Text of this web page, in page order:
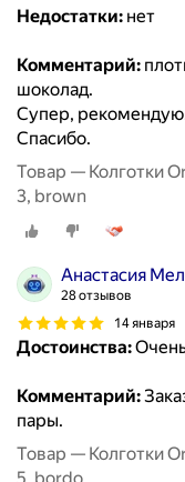
Недостатки: нет
Комментарий:
шоколад.
Супер,
Спасибо.
Товар — Колготки
3, brown
Анастасия
28 отзывов
14 января
Достоинства:
Комментарий:
пары.
Товар — Колготки